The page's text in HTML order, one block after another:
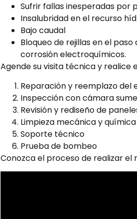
Sufrir fallas inesperadas por
Insalubridad en el recurso
Bajo caudal
Bloqueo de rejillas en el
corrosión electroquímicos.
Agende su visita técnica y realice
Reparación y reemplazo del
Inspección con cámara
Revisión y rediseño de
Limpieza mecánica y química
Soporte técnico
Prueba de bombeo
Conozca el proceso de realizar